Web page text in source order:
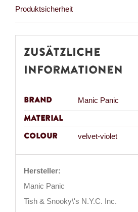
Produktsicherheit
Zusätzliche
Informationen
Brand Manic Panic
Material
Colour
velvet-violet
Hersteller:
Manic Panic
Tish & Snooky\'s N.Y.C. Inc.